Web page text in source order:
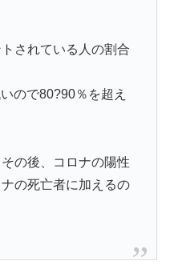
されている人の割合
ので80?90％を超え
の後、コロナの陽性
の死亡者に加えるの